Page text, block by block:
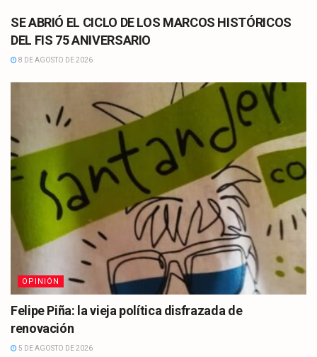
SE ABRIÓ EL CICLO DE LOS MARCOS HISTÓRICOS
DEL FIS 75 ANIVERSARIO
8 DE AGOSTO DE 2026
OPINIÓN
Felipe Piña: la vieja política disfrazada de
renovación
5 DE AGOSTO DE 2026